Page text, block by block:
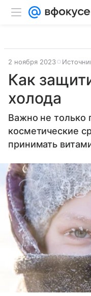
2 ноября 2023
Как
холода
Важно не только
косметические
принимать